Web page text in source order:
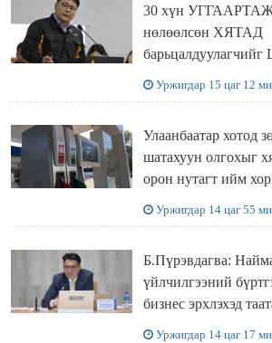
30 хүн УГГААРТАЖ
нөлөөлсөн ХЯТАД
барьцалдуулагчийг Ц.ЭРДЭНЭБАЯР
Уржигдар 15 цаг 12
Улаанбаатар хотод
шатахуун олгохыг хязгаарласан бол
орон нутагт ийм
Уржигдар 14 цаг 55
Б.Пүрэвдагва:
үйлчилгээний
бизнес эрхлэхэд
Уржигдар 14 цаг 17